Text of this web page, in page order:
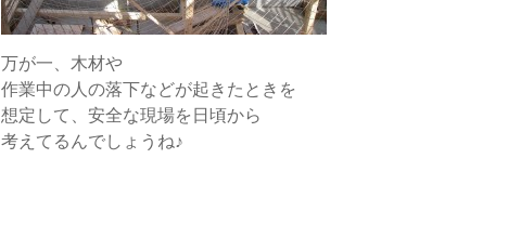
万が一、木材や
作業中の人の落下などが起きたときを
想定して、安全な現場を日頃から
考えてるんでしょうね♪